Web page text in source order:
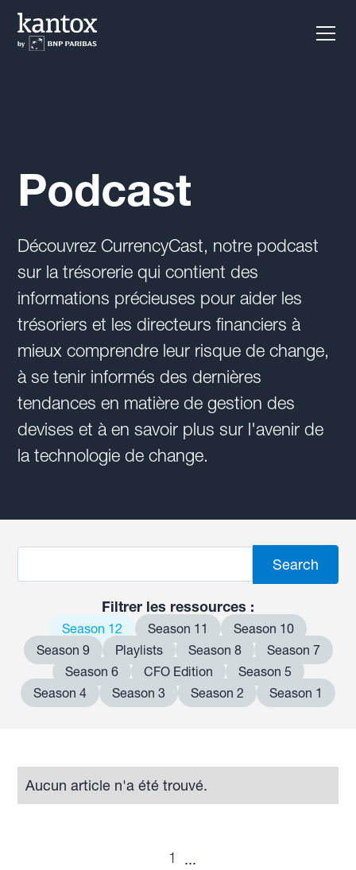
Podcast
Découvrez CurrencyCast, notre podcast
sur la trésorerie qui contient des
informations précieuses pour aider les
trésoriers et les directeurs financiers à
mieux comprendre leur risque de change,
à se tenir informés des dernières
tendances en matière de gestion des
devises et à en savoir plus sur l'avenir de
la technologie de change.
Filtrer les ressources :
Season 12 Season 11
Season 10
Season 9
Playlists Season 8
Season 7
Season 6
CFO Edition
Season 5
Season 4
Season 3 Season 2 Season 1
Aucun article n'a été trouvé.
1
...